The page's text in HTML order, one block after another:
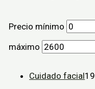
Precio mínimo
máximo
Cuidado facial19